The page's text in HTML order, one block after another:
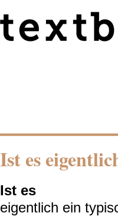
Ist es
Ist es
eigentlich ein